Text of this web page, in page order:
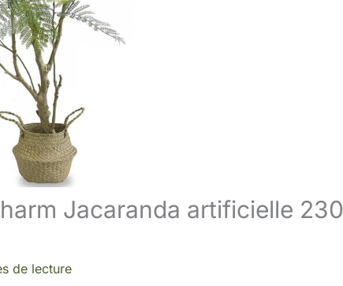
Jacaranda artificielle 230
de lecture